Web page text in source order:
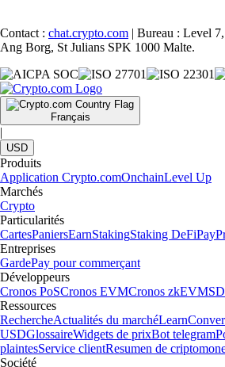
Contact : chat.crypto.com | Bureau : Level
Ang Borg, St Julians SPK 1000 Malte.
Français
|
USD
Produits
Application Crypto.comOnchainLevel Up
Marchés
Crypto
Particularités
CartesPaniersEarnStakingStaking DeFiPay
Entreprises
GardePay pour commerçant
Développeurs
Cronos PoSCronos EVMCronos zkEVM
Ressources
RechercheActualités du marchéLearn
USDGlossaireWidgets de prixBot telegram
plaintesService clientResumen de
Société